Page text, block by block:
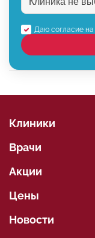
Даю согласие на
Клиники
Врачи
Акции
Цены
Новости